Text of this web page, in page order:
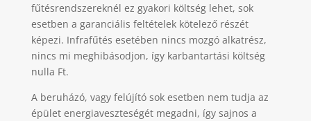
fűtésrendszereknél ez gyakori költség lehet, sok
esetben a garanciális feltételek kötelező részét
képezi. Infrafűtés esetében nincs mozgó alkatrész,
nincs mi meghibásodjon, így karbantartási költség
nulla Ft.
A beruházó, vagy felújító sok esetben nem tudja az
épület energiaveszteségét megadni, így sajnos a